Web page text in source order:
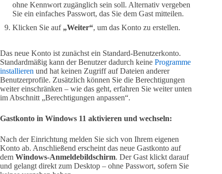
ohne Kennwort zugänglich sein soll. Alternativ vergeben
Sie ein einfaches Passwort, das Sie dem Gast mitteilen.
Klicken Sie auf „Weiter“, um das Konto zu erstellen.
Das neue Konto ist zunächst ein Standard-Benutzerkonto.
Standardmäßig kann der Benutzer dadurch keine Programme
installieren und hat keinen Zugriff auf Dateien anderer
Benutzerprofile. Zusätzlich können Sie die Berechtigungen
weiter einschränken – wie das geht, erfahren Sie weiter unten
im Abschnitt „Berechtigungen anpassen“.
Gastkonto in Windows 11 aktivieren und wechseln:
Nach der Einrichtung melden Sie sich von Ihrem eigenen
Konto ab. Anschließend erscheint das neue Gastkonto auf
dem Windows-Anmeldebildschirm. Der Gast klickt darauf
und gelangt direkt zum Desktop – ohne Passwort, sofern Sie